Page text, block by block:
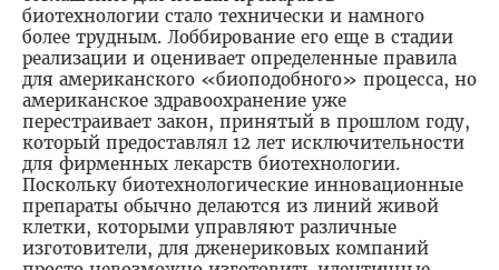
биотехнологии стало технически и намного
более трудным. Лоббирование его еще в стадии
реализации и оценивает определенные правила
для американского «биоподобного» процесса, но
американское здравоохранение уже
перестраивает закон, принятый в прошлом году,
который предоставлял 12 лет исключительности
для фирменных лекарств биотехнологии.
Поскольку биотехнологические инновационные
препараты обычно делаются из линий живой
клетки, которыми управляют различные
изготовители, для дженериковых компаний